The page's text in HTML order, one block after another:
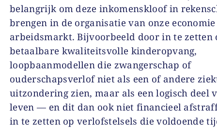
belangrijk om deze inkomenskloof in
brengen in de organisatie van onze
arbeidsmarkt. Bijvoorbeeld door in te zetten
betaalbare kwaliteitsvolle kinderopvang,
loopbaanmodellen die zwangerschap of
ouderschapsverlof niet als een of andere
uitzondering zien, maar als een logisch deel
leven — en dit dan ook niet financieel
in te zetten op verlofstelsels die voldoende